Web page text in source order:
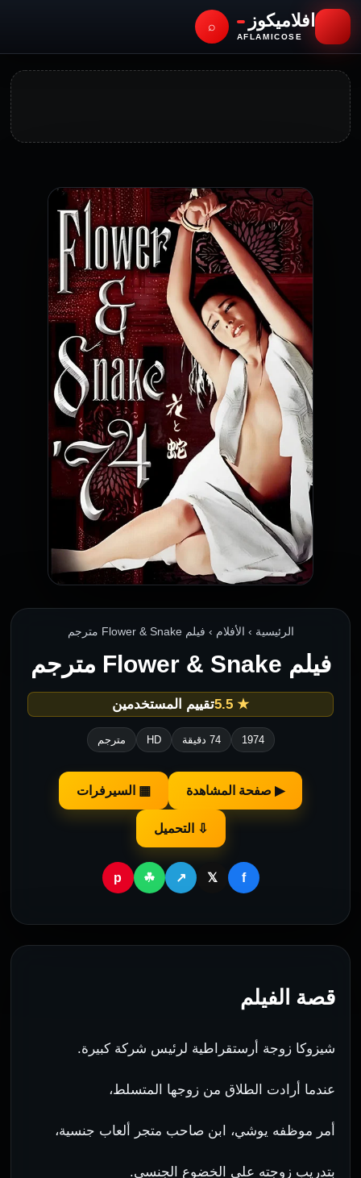
افلاميكوز
AFLAMICOSE
⌕
الرئيسية › الأفلام › فيلم Flower & Snake مترجم
فيلم Flower & Snake مترجم
★ 5.5 تقييم المستخدمين
1974 74 دقيقة HD مترجم
▶ صفحة المشاهدة ▦ السيرفرات
⇩ التحميل
f
𝕏
↗
☘
p
قصة الفيلم
شيزوكا زوجة أرستقراطية لرئيس شركة كبيرة.
عندما أرادت الطلاق من زوجها المتسلط،
أمر موظفه يوشي، ابن صاحب متجر ألعاب جنسية،
بتدريب زوجته على الخضوع الجنسي.